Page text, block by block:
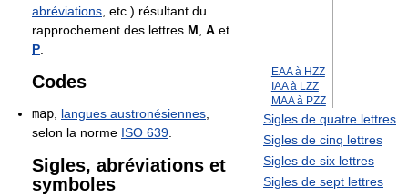
EAA à HZZ
IAA à LZZ
MAA à PZZ
Sigles de quatre lettres
Sigles de cinq lettres
Sigles de six lettres
Sigles de sept lettres
abréviations , etc.) résultant du
rapprochement des lettres M A et
P
Codes
map langues austronésiennes
selon la norme ISO 639
Sigles, abréviations et
symboles